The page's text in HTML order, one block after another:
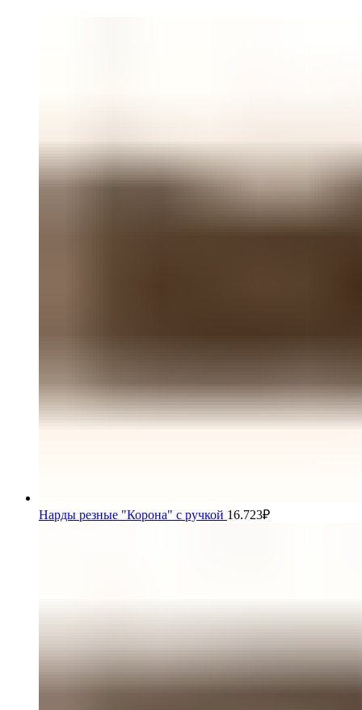
Нарды резные "Корона" с ручкой 16.723₽